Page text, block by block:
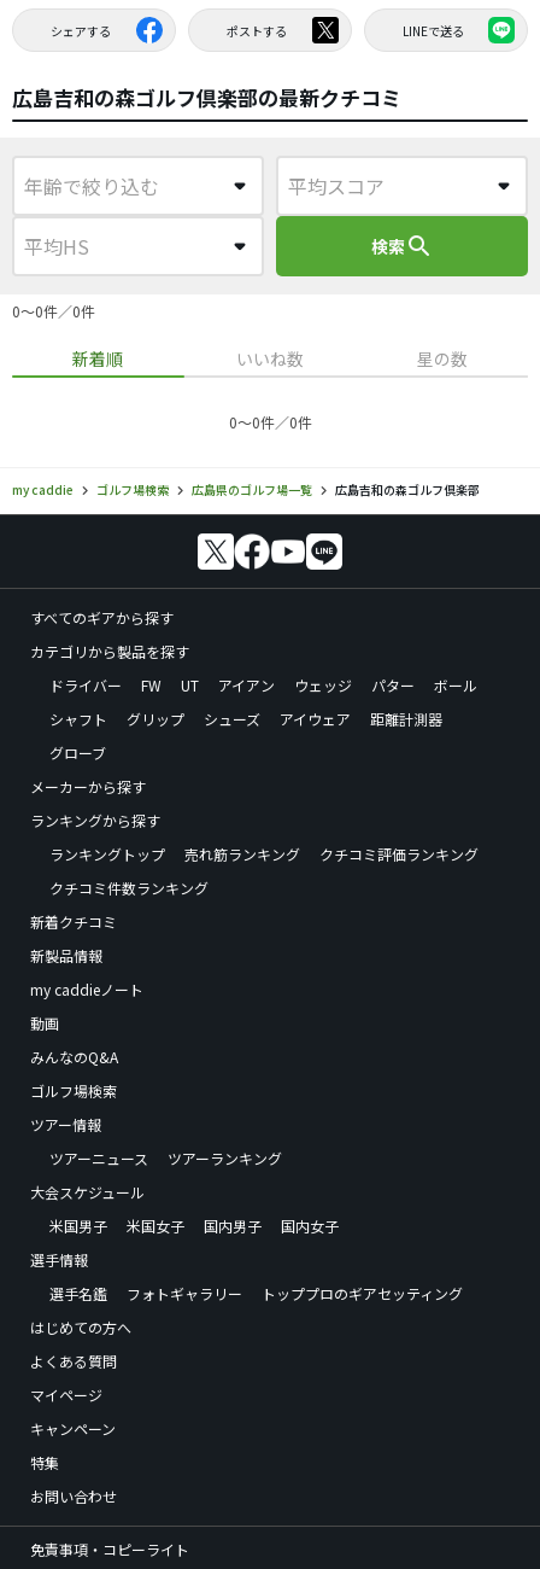
シェアする ポストする LINEで送る
広島吉和の森ゴルフ倶楽部の最新クチコミ
検索search
0〜0件／0件
新着順 いいね数 星の数
0〜0件／0件
my caddie ゴルフ場検索 広島県のゴルフ場一覧 広島吉和の森ゴルフ倶楽部
すべてのギアから探す
カテゴリから製品を探す
ドライバー
FW UT アイアン ウェッジ パター
ボール
シャフト
グリップ シューズ アイウェア
距離計測器
グローブ
メーカーから探す
ランキングから探す
ランキングトップ
売れ筋ランキング
クチコミ評価ランキング
クチコミ件数ランキング
新着クチコミ
新製品情報
my caddieノート
動画
みんなのQ&A
ゴルフ場検索
ツアー情報
ツアーニュース
ツアーランキング
大会スケジュール
米国男子
米国女子 国内男子
国内女子
選手情報
選手名鑑
フォトギャラリー
トッププロのギアセッティング
はじめての方へ
よくある質問
マイページ
キャンペーン
特集
お問い合わせ
免責事項・コピーライト